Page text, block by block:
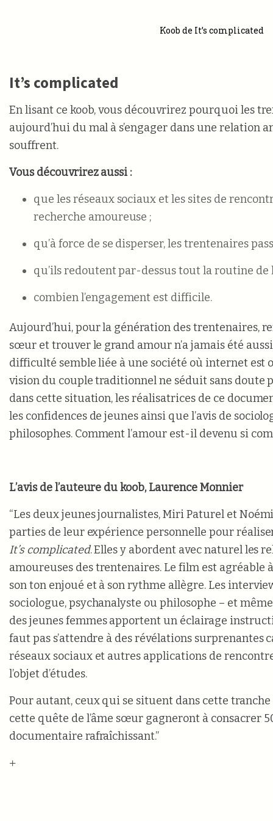
Koob de It’s complicated
It’s complicated
En lisant ce koob, vous découvrirez pourquoi les
aujourd’hui du mal à s’engager dans une relation
souffrent.
Vous découvrirez aussi :
que les réseaux sociaux et les sites de
recherche amoureuse ;
qu’à force de se disperser, les trentenaires
qu’ils redoutent par-dessus tout la routine
combien l’engagement est difficile.
Aujourd’hui, pour la génération des trentenaires,
sœur et trouver le grand amour n’a jamais été
difficulté semble liée à une société où internet est
vision du couple traditionnel ne séduit sans doute
dans cette situation, les réalisatrices de ce
les confidences de jeunes ainsi que l’avis de
philosophes. Comment l’amour est-il devenu si
L’avis de l’auteure du koob, Laurence Monnier
“Les deux jeunes journalistes, Miri Paturel et
parties de leur expérience personnelle pour
It’s complicated. Elles y abordent avec naturel les
amoureuses des trentenaires. Le film est agréable
son ton enjoué et à son rythme allègre. Les
sociologue, psychanalyste ou philosophe – et
des jeunes femmes apportent un éclairage
faut pas s’attendre à des révélations surprenantes
réseaux sociaux et autres applications de
l’objet d’études.
Pour autant, ceux qui se situent dans cette tranche
cette quête de l’âme sœur gagneront à consacrer
documentaire rafraîchissant.”
+